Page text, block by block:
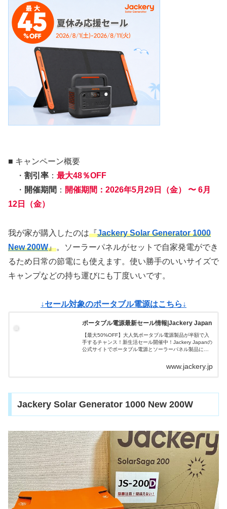
■ キャンペーン概要
・ 割引率 ： 最大48％OFF
・ 開催期間 ： 開催期間：2026年5月29日（金） 〜 6月
12日（金）
我が家が購入したのは『Jackery Solar Generator 1000
New 200W』。ソーラーパネルがセットで自家発電ができ
るため日常の節電にも使えます。使い勝手のいいサイズで
キャンプなどの持ち運びにも丁度いいです。
↓セール対象のポータブル電源はこちら↓
ポータブル電源最新セール情報|Jackery Japan
【最大50%OFF】大人気ポータブル電源製品が半額で入
手するチャンス！新生活セール開催中！Jackery Japanの
公式サイトでポータブル電源とソーラーパネル製品に対
www.jackery.jp
Jackery Solar Generator 1000 New 200W